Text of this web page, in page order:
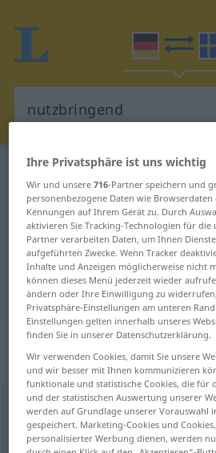
Deutsch-Schwedisch
Deutsch-Schwedisch
für "nutzbringend"
"nutzbringend"
Übersetzung
„nutzbringend“:
Eigenschaftswort
nutzbringendadj
Übersicht aller
Ihre Privatsphäre ist uns wichtig
Wir und unsere716-Partner speichern und
personenbezogene Daten wie
Kennungen auf Ihrem Gerät zu. Durch
aktivieren Sie Tracking-Technologien für die
Partner verarbeiten Daten, um Ihnen
aufgeführten Zwecke. Wenn Tracker
Inhalte und Anzeigen möglicherweise nicht
können dieses Menü jederzeit wieder
ändern oder Ihre Einwilligung zu
Privatsphäre-Einstellungen am unteren
Einstellungen gelten innerhalb unseres
finden Sie in unserer Datenschutzerklärung.
Wir verwenden Cookies, damit Sie unsere
und wir besser mit Ihnen kommunizieren
funktionale und statistische Cookies, die für
und der statistischen Auswertung unserer
werden auf Grundlage unserer Vorauswahl
gespeichert. Marketing-Cookies und
personalisierter Werbung dienen, werden